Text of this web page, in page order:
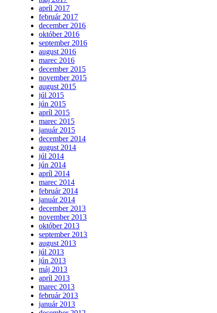
apríl 2017
február 2017
december 2016
október 2016
september 2016
august 2016
marec 2016
december 2015
november 2015
august 2015
júl 2015
jún 2015
apríl 2015
marec 2015
január 2015
december 2014
august 2014
júl 2014
jún 2014
apríl 2014
marec 2014
február 2014
január 2014
december 2013
november 2013
október 2013
september 2013
august 2013
júl 2013
jún 2013
máj 2013
apríl 2013
marec 2013
február 2013
január 2013